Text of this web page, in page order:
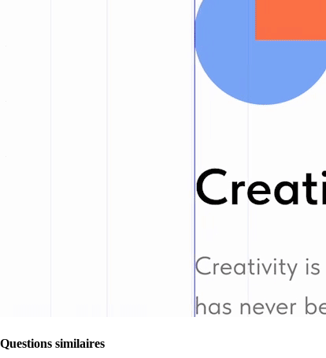
Questions similaires